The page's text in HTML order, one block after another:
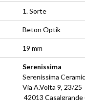
1. Sorte
Beton Optik
19 mm
Serenissima
Serenissima
Via A.Volta 9, 23/25
42013 Casalgrande